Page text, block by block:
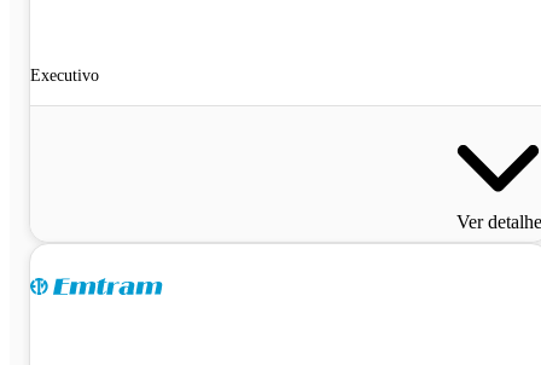
Executivo
Ver